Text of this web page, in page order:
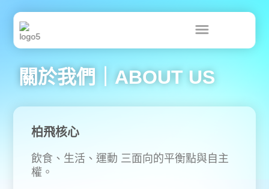
關於我們｜ABOUT US
柏飛核心
飲食、生活、運動 三面向的平衡點與自主
權。